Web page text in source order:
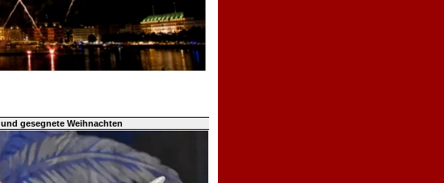
gesegnete Weihnachten